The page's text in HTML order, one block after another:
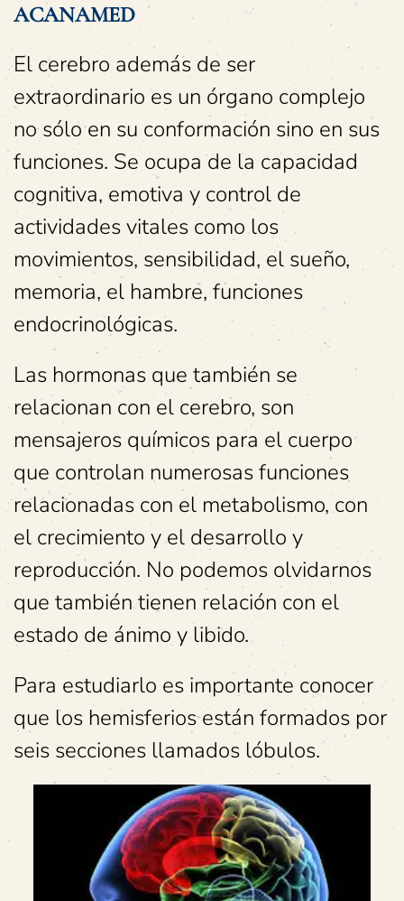
ACANAMED
El cerebro además de ser
extraordinario es un órgano complejo
no sólo en su conformación sino en sus
funciones. Se ocupa de la capacidad
cognitiva, emotiva y control de
actividades vitales como los
movimientos, sensibilidad, el sueño,
memoria, el hambre, funciones
endocrinológicas.
Las hormonas que también se
relacionan con el cerebro, son
mensajeros químicos para el cuerpo
que controlan numerosas funciones
relacionadas con el metabolismo, con
el crecimiento y el desarrollo y
reproducción. No podemos olvidarnos
que también tienen relación con el
estado de ánimo y libido.
Para estudiarlo es importante conocer
que los hemisferios están formados por
seis secciones llamados lóbulos.